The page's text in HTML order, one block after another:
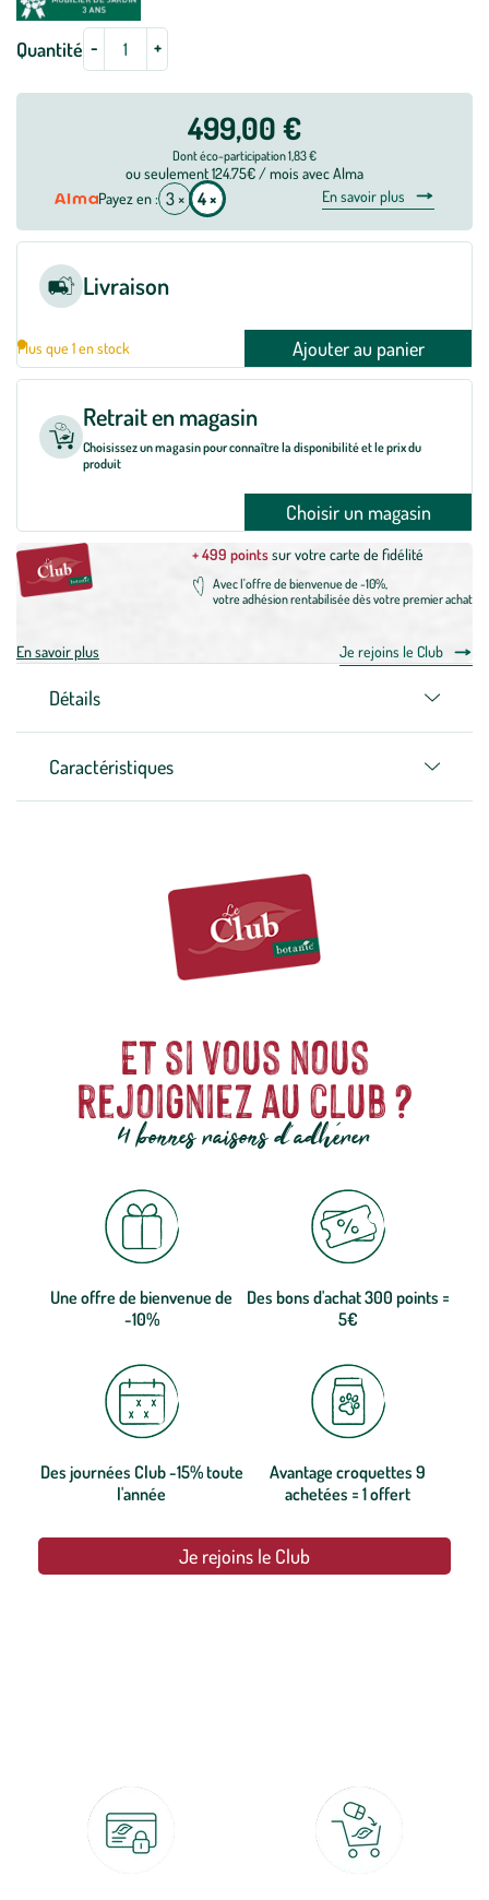
Quantité - +
499,00 €
Dont éco-participation 1,83 €
ou seulement 124.75€ / mois avec Alma
Payez en : 3 × 4 × En savoir plus
Livraison
Plus que 1 en stock Ajouter au panier
Retrait en magasin
Choisissez un magasin pour connaître la disponibilité et le prix du
produit
Choisir un magasin
+ 499 pointssur votre carte de fidélité
Avec l'offre de bienvenue de -10%,
votre adhésion rentabilisée dès votre premier achat
En savoir plus Je rejoins le Club
Détails
Caractéristiques
Et si vous nous
rejoigniez au club ?
4 bonnes raisons d'adhérer
Une offre de bienvenue de
-10%
Des bons d'achat 300 points =
5€
Des journées Club -15% toute
l'année
Avantage croquettes 9
achetées = 1 offert
Je rejoins le Club